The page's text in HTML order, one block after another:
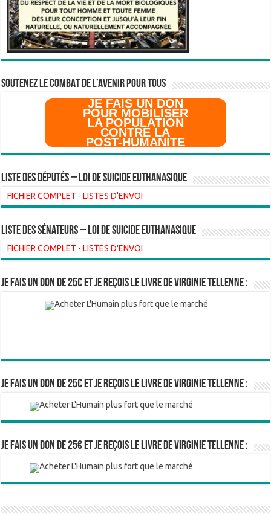
SOUTENEZ LE COMBAT DE L’AVenir pour Tous
JE FAIS UN DON
POUR MOBILISER
LA POPULATION
CONTRE LA
POST-HUMANITE
Liste des Députés – Loi de suicide euthanasique
FICHIER COMPLET -LISTES D'ENVOI
liste des sénateurs – loi de suicide euthanasique
FICHIER COMPLET -LISTES D'ENVOI
Je fais un don de 25€ et je reçois le livre de Virginie Tellenne :
Je fais un don de 25€ et je reçois le livre de Virginie Tellenne :
Je fais un don de 25€ et je reçois le livre de Virginie Tellenne :